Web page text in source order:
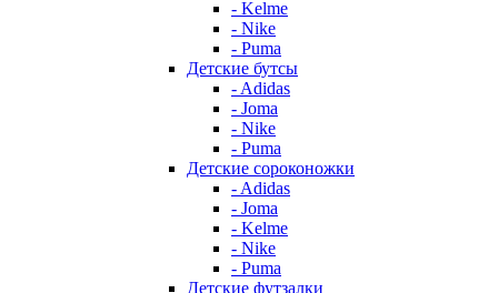
- Kelme
- Nike
- Puma
Детские бутсы
- Adidas
- Joma
- Nike
- Puma
Детские сороконожки
- Adidas
- Joma
- Kelme
- Nike
- Puma
Детские футзалки